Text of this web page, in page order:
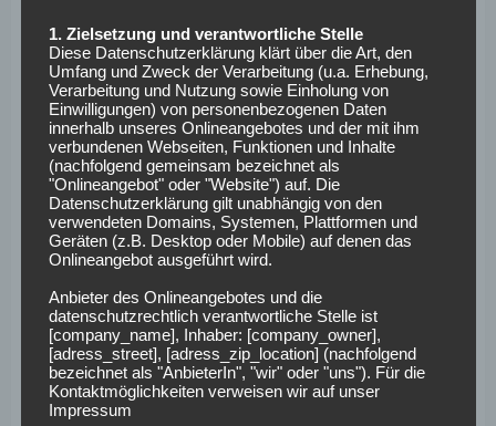
Auswärtssieg führt aber nichts vorbei.
Daher lautet unsere Prognose:Auswärtssieg und beide
Teams treffen!BeiBetano Sportwettenfindet ihr für
diesen Spielausgang eine Quote von 2,60. Zusätzlich gibt
es noch eine Freiwette für eure erste Wette.
St. Pauli – Bayern
München:
Voraussichtliche
Aufstellungen
Jackson Irvine fehlt St. Pauli aufgrund einer Sperre,
1. Zielsetzung und verantwortliche Stelle
Diese Datenschutzerklärung klärt über die Art, den
Umfang und Zweck der Verarbeitung (u.a. Erhebung,
Verarbeitung und Nutzung sowie Einholung von
Einwilligungen) von personenbezogenen Daten
innerhalb unseres Onlineangebotes und der mit ihm
verbundenen Webseiten, Funktionen und Inhalte
(nachfolgend gemeinsam bezeichnet als
"Onlineangebot" oder "Website") auf. Die
Datenschutzerklärung gilt unabhängig von den
verwendeten Domains, Systemen, Plattformen und
Geräten (z.B. Desktop oder Mobile) auf denen das
Onlineangebot ausgeführt wird.
Anbieter des Onlineangebotes und die
datenschutzrechtlich verantwortliche Stelle ist
[company_name], Inhaber: [company_owner],
[adress_street], [adress_zip_location] (nachfolgend
bezeichnet als "AnbieterIn", "wir" oder "uns"). Für die
Kontaktmöglichkeiten verweisen wir auf unser
Impressum